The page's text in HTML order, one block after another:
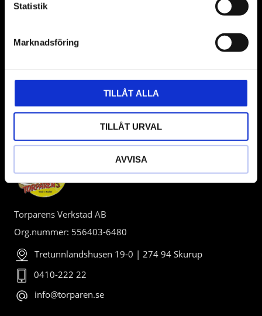
Statistik
Marknadsföring
TILLÅT ALLA
TILLÅT URVAL
AVVISA
Torparens Verkstad AB
Org.nummer: 556403-6480
Tretunnlandshusen 19-0 | 274 94 Skurup
0410-222 22
info@torparen.se